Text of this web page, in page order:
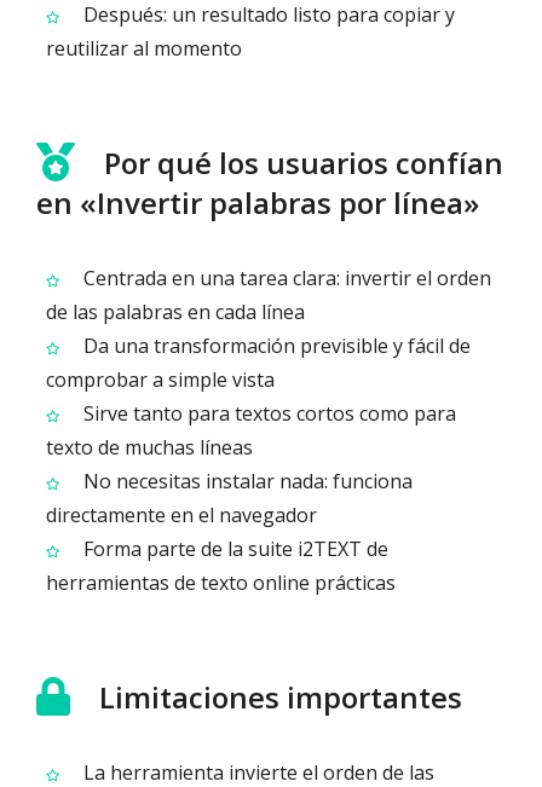
Después: un resultado listo para copiar y
reutilizar al momento
Por qué los usuarios confían
en «Invertir palabras por línea»
Centrada en una tarea clara: invertir el orden
de las palabras en cada línea
Da una transformación previsible y fácil de
comprobar a simple vista
Sirve tanto para textos cortos como para
texto de muchas líneas
No necesitas instalar nada: funciona
directamente en el navegador
Forma parte de la suite i2TEXT de
herramientas de texto online prácticas
Limitaciones importantes
La herramienta invierte el orden de las